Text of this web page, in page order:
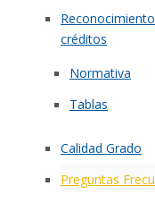
créditos
Normativa
Tablas
Calidad Grado
Preguntas